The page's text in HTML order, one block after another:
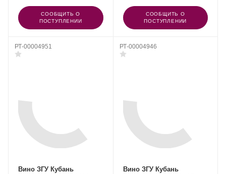
СООБЩИТЬ О
ПОСТУПЛЕНИИ
СООБЩИТЬ О
ПОСТУПЛЕНИИ
РТ-00004951
Вино ЗГУ Кубань
РТ-00004946
Вино ЗГУ Кубань